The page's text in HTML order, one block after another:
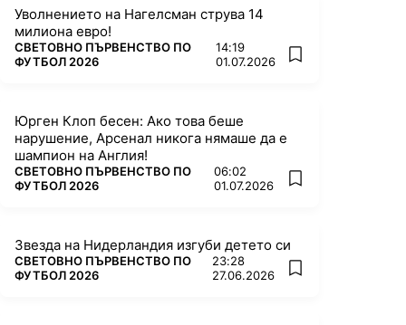
Уволнението на Нагелсман струва 14
милиона евро!
ПОВЕЧЕ ОТ
СВЕТОВНО ПЪРВЕНСТВО ПО
ФУТБОЛ 2026
14:19
01.07.2026
add favorites
Юрген Клоп бесен: Ако това беше
нарушение, Арсенал никога нямаше да е
шампион на Англия!
ПОВЕЧЕ ОТ
СВЕТОВНО ПЪРВЕНСТВО ПО
ФУТБОЛ 2026
06:02
01.07.2026
add favorites
Звезда на Нидерландия изгуби детето си
ПОВЕЧЕ ОТ
СВЕТОВНО ПЪРВЕНСТВО ПО
ФУТБОЛ 2026
23:28
27.06.2026
add favorites